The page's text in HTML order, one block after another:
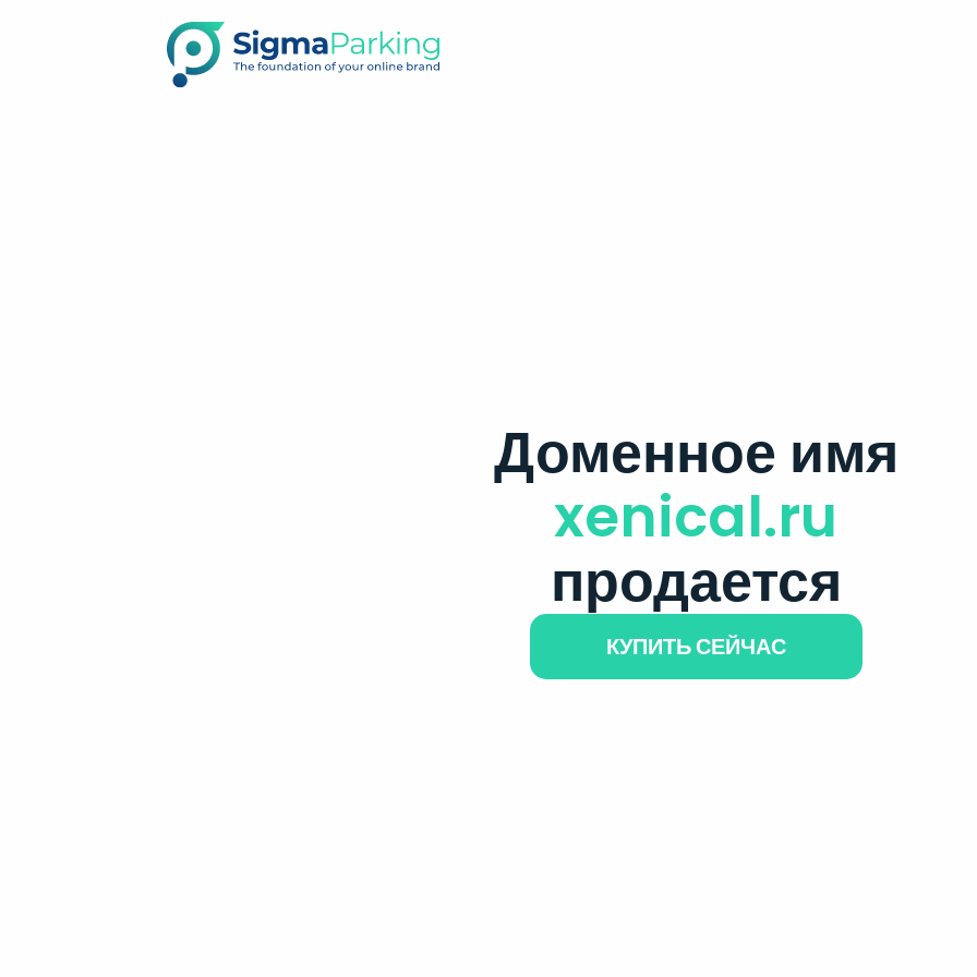
Доменное имя
xenical.ru
продается
КУПИТЬ СЕЙЧАС